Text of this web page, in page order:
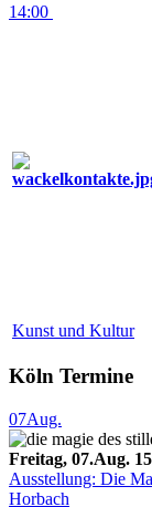
14:00
Kunst und Kultur
Köln Termine
07Aug.
Freitag, 07.Aug.
Ausstellung: Die
Horbach